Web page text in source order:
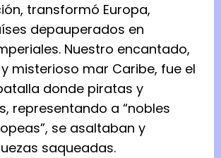
transformó Europa,
depauperados en
Nuestro encantado,
misterioso mar Caribe, fue el
donde piratas y
representando a “nobles
se asaltaban y
saqueadas.